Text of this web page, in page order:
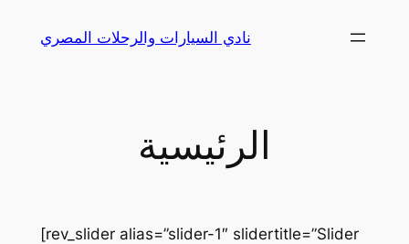
نادي السيارات والرحلات المصري
الرئيسية
[rev_slider alias=”slider-1″ slidertitle=”Slider